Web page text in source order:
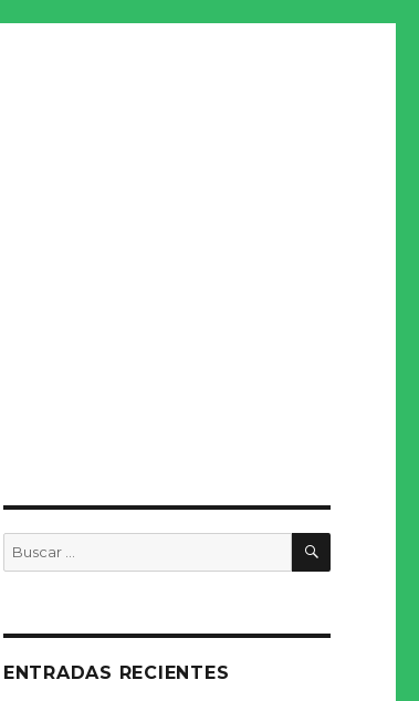
Buscar
por:
BUSCAR
ENTRADAS RECIENTES